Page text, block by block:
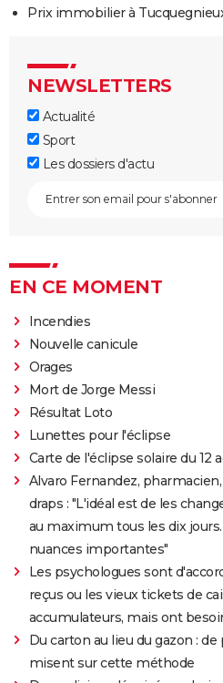
Prix immobilier à
NEWSLETTERS
Actualité
Sport
Les dossiers d'actu
EN CE MOMENT
Incendies
Nouvelle canicule
Orages
Mort de Jorge Messi
Résultat Loto
Lunettes pour l'éclipse
Carte de l'éclipse solaire du 12
Alvaro Fernandez,
draps : "L'idéal est de les
au maximum tous les dix
nuances importantes"
Les psychologues sont
reçus ou les vieux tickets de
accumulateurs, mais ont
Du carton au lieu du gazon :
misent sur cette méthode